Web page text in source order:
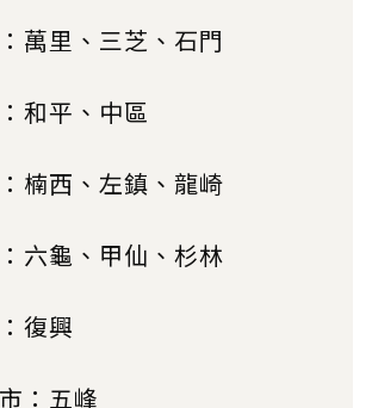
萬里、三芝、石門
和平、中區
楠西、左鎮、龍崎
六龜、甲仙、杉林
復興
：五峰